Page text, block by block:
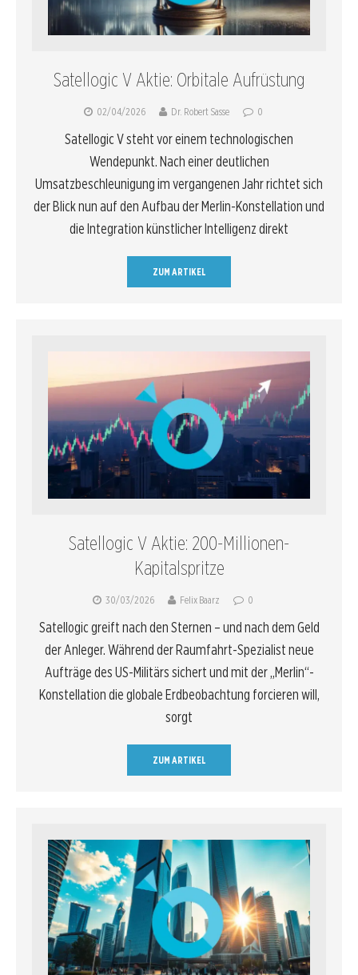
Satellogic V Aktie: Orbitale Aufrüstung
02/04/2026 Dr. Robert Sasse 0
Satellogic V steht vor einem technologischen
Wendepunkt. Nach einer deutlichen
Umsatzbeschleunigung im vergangenen Jahr richtet sich
der Blick nun auf den Aufbau der Merlin-Konstellation und
die Integration künstlicher Intelligenz direkt
ZUM ARTIKEL
Satellogic V Aktie: 200-Millionen-
Kapitalspritze
30/03/2026 Felix Baarz 0
Satellogic greift nach den Sternen – und nach dem Geld
der Anleger. Während der Raumfahrt-Spezialist neue
Aufträge des US-Militärs sichert und mit der „Merlin“-
Konstellation die globale Erdbeobachtung forcieren will,
sorgt
ZUM ARTIKEL